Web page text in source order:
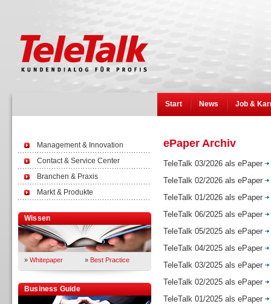
Start News Job &
Management & Innovation
Contact & Service Center
Branchen & Praxis
Markt & Produkte
Wissen
» Whitepaper » Best Practice
Business Guide
ePaper Archiv
TeleTalk 03/2026 als ePaper
TeleTalk 02/2026 als ePaper
TeleTalk 01/2026 als ePaper
TeleTalk 06/2025 als ePaper
TeleTalk 05/2025 als ePaper
TeleTalk 04/2025 als ePaper
TeleTalk 03/2025 als ePaper
TeleTalk 02/2025 als ePaper
TeleTalk 01/2025 als ePaper